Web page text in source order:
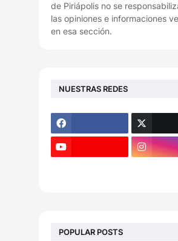
de Piriápolis no se
las opiniones e informaciones
en esa sección.
NUESTRAS REDES
POPULAR POSTS